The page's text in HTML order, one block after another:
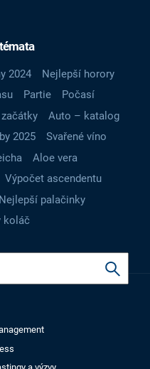
2024
Nejlepší horory
Partie
Počasí
Auto – katalog
2025
Svařené víno
Aloe vera
Výpočet ascendentu
Nejlepší palačinky
koláč